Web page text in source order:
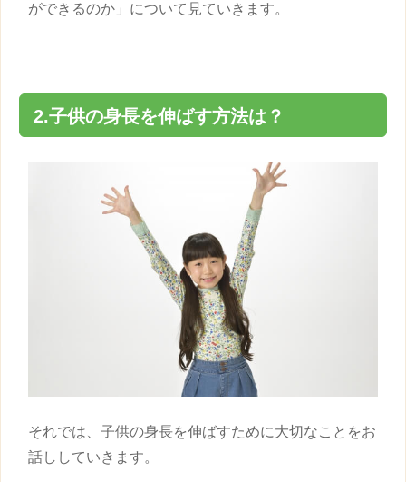
ができるのか」について見ていきます。
2.子供の身長を伸ばす方法は？
それでは、 子供の身長を伸ばすために大切なことをお
話ししていきます。